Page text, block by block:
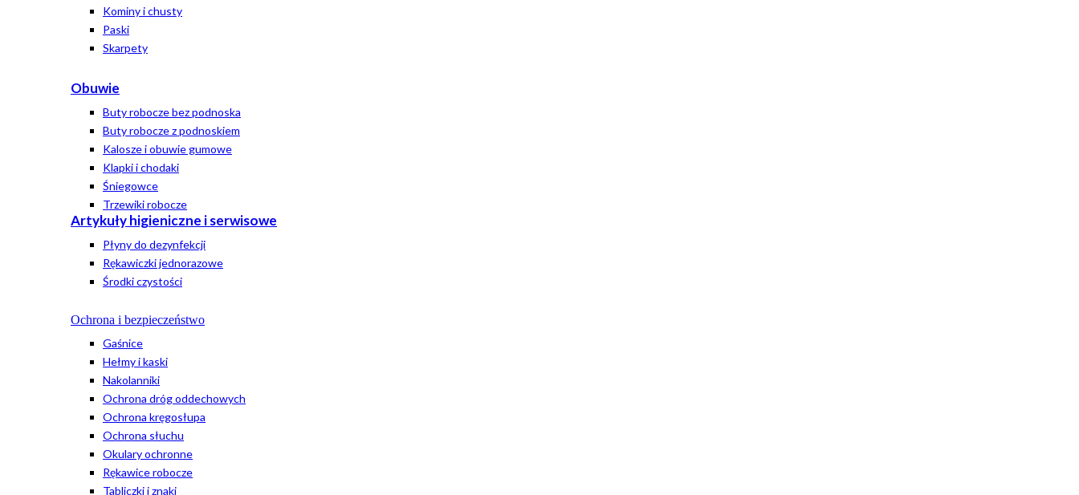
Kominy i chusty
Paski
Skarpety
Obuwie
Buty robocze bez podnoska
Buty robocze z podnoskiem
Kalosze i obuwie gumowe
Klapki i chodaki
Śniegowce
Trzewiki robocze
Artykuły higieniczne i serwisowe
Płyny do dezynfekcji
Rękawiczki jednorazowe
Środki czystości
Ochrona i bezpieczeństwo
Gaśnice
Hełmy i kaski
Nakolanniki
Ochrona dróg oddechowych
Ochrona kręgosłupa
Ochrona słuchu
Okulary ochronne
Rękawice robocze
Tabliczki i znaki